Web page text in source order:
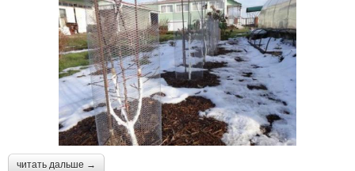
читать дальше →